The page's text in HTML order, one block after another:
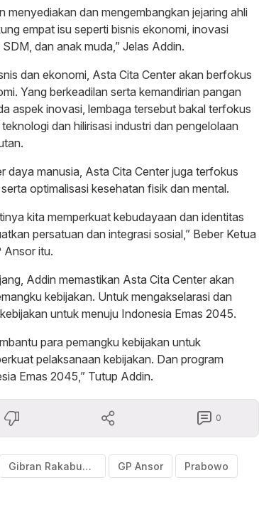
menyediakan dan mengembangkan jejaring ahli
empat isu seperti bisnis ekonomi, inovasi
dan anak muda,” Jelas Addin.
dan ekonomi, Asta Cita Center akan berfokus
Yang berkeadilan serta kemandirian pangan
aspek inovasi, lembaga tersebut bakal terfokus
dan hilirisasi industri dan pengelolaan
daya manusia, Asta Cita Center juga terfokus
optimalisasi kesehatan fisik dan mental.
kita memperkuat kebudayaan dan identitas
persatuan dan integrasi sosial,” Beber Ketua
Ansor itu.
Addin memastikan Asta Cita Center akan
kebijakan. Untuk mengakselarasi dan
untuk menuju Indonesia Emas 2045.
para pemangku kebijakan untuk
pelaksanaan kebijakan. Dan program
Emas 2045,” Tutup Addin.
0
Gibran Rakabuming GP Ansor Prabowo